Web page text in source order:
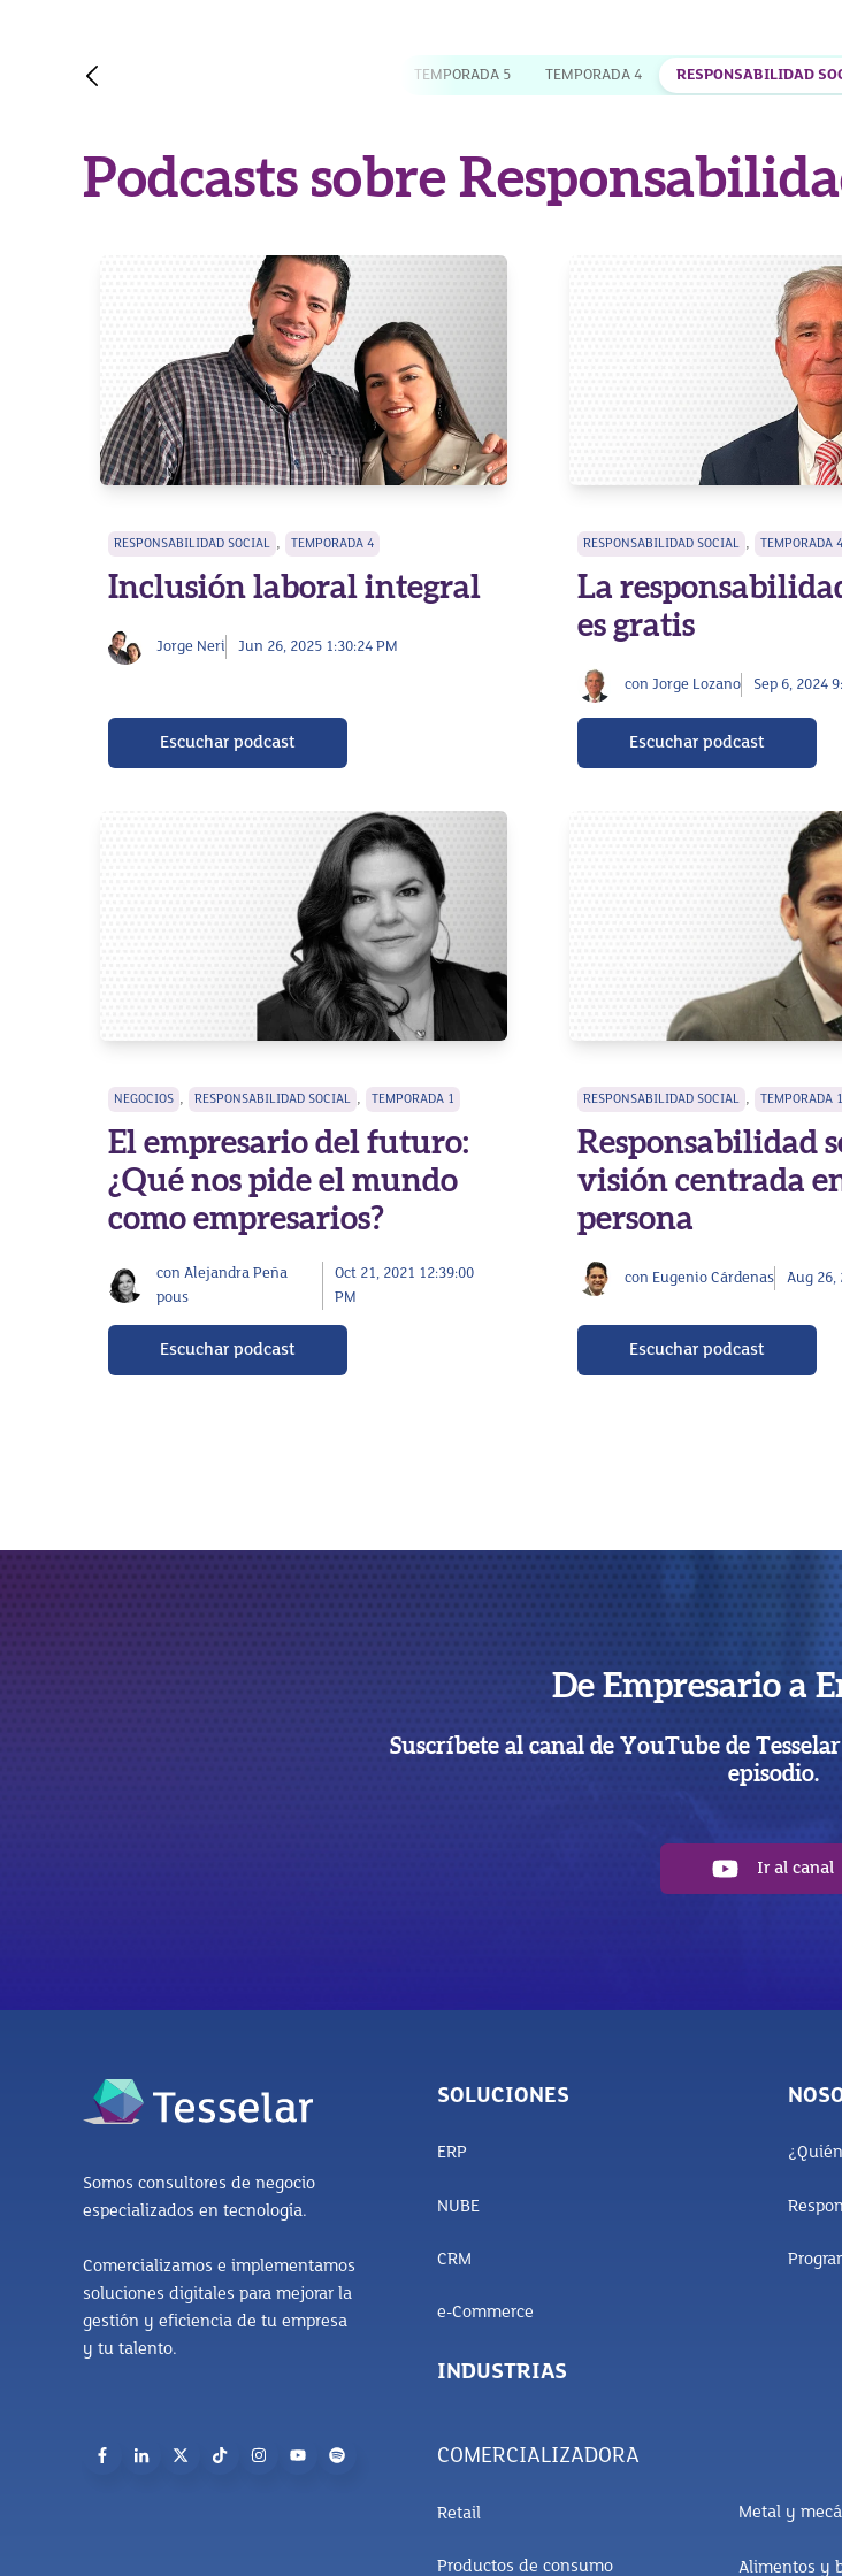
TEMPORADA 2 TEMPORADA 5 TEMPORADA 4 RESPONSABILIDAD
Podcasts sobre
RESPONSABILIDAD SOCIAL , TEMPORADA 4
Inclusión laboral integral
Jorge Neri Jun 26, 2025 1:30:24 PM
Escuchar podcast
RESPONSABILIDAD SOCIAL , TEMPORADA 4
La
es gratis
con Jorge Lozano Sep 6, 2024
Escuchar podcast
NEGOCIOS , RESPONSABILIDAD SOCIAL , TEMPORADA 1
El empresario del futuro:
¿Qué nos pide el mundo
como empresarios?
con Alejandra Peña
pous
Oct 21, 2021 12:39:00
PM
Escuchar podcast
RESPONSABILIDAD SOCIAL , TEMPORADA 1
Responsabilidad
visión centrada
persona
con Eugenio Cárdenas Aug 26,
Escuchar podcast
De Empresario a
Suscríbete al canal de YouTube de
episodio.
Ir al canal
Somos consultores de negocio
especializados en tecnología.
Comercializamos e implementamos
soluciones digitales para mejorar la
gestión y eficiencia de tu empresa
y tu talento.
SOLUCIONES
ERP
NUBE
CRM
e-Commerce
INDUSTRIAS
COMERCIALIZADORA
Retail
Productos de consumo
Metal y
Alimentos y